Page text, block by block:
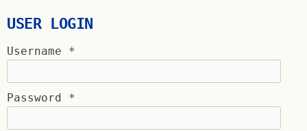
USER LOGIN
Username *
Password *